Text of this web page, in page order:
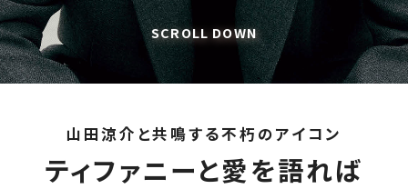
SCROLL DOWN
山田涼介と共鳴する不朽のアイコン
ティファニーと愛を語れば